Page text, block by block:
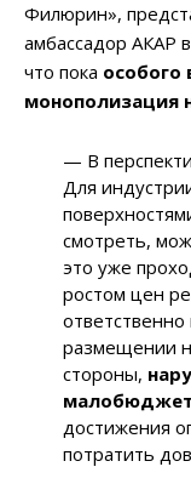
Филюрин»,
амбассадор АКАР
что пока особого
монополизация
— В
Для
смотреть,
это уже
ростом цен
размещении
стороны,
достижения
потратить